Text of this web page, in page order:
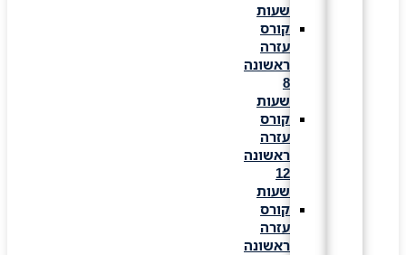
שעות
קורס
עזרה
ראשונה
שעות
קורס
עזרה
ראשונה
שעות
קורס
עזרה
ראשונה